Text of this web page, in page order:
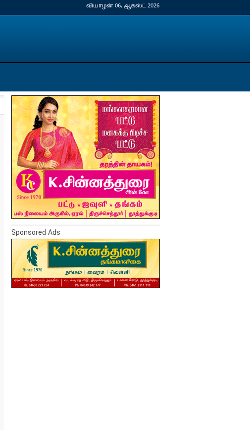
வியாழன் 06, ஆகஸ்ட் 2026
Sponsored Ads